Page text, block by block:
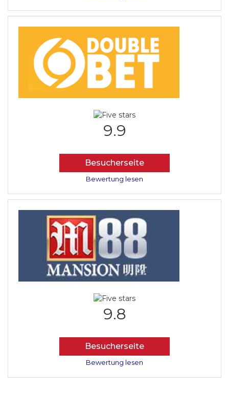
9.9
Besucherseite
Bewertung lesen
9.8
Besucherseite
Bewertung lesen